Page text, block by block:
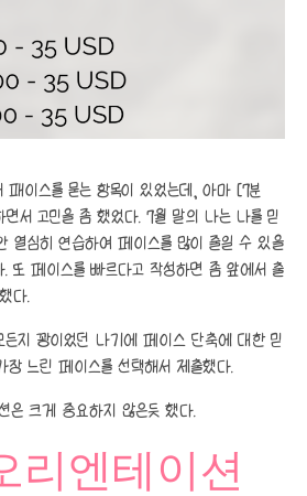
이스를 묻는 항목이 있었는데, 아마 [7분
서 고민을 좀 했었다. 7월 말의 나는 나를 믿
열심히 연습하여 페이스를 많이 줄일 수 있을
. 또 페이스를 빠르다고 작성하면 좀 앞에서 출
다.
든지 꽝이었던 나기에 페이스 단축에 대한 믿
느린 페이스를 선택해서 제출했다.
은 크게 중요하지 않은듯 했다.
리엔테이션